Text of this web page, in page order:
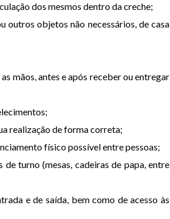
dos mesmos dentro da creche;
outros objetos não necessários, de casa
mãos, antes e após receber ou entregar
realização de forma correta;
físico possível entre pessoas;
turno (mesas, cadeiras de papa, entre
e de saída, bem como de acesso às